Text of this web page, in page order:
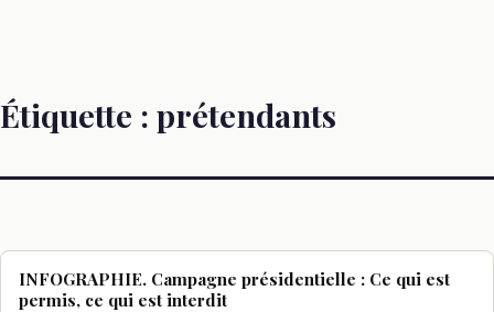
Étiquette : prétendants
INFOGRAPHIE. Campagne présidentielle : Ce qui est
permis, ce qui est interdit